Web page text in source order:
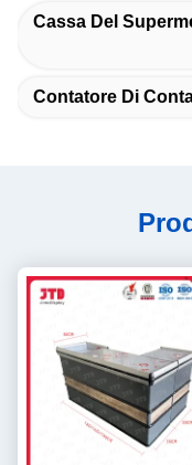
Cassa Del
Contatore Di